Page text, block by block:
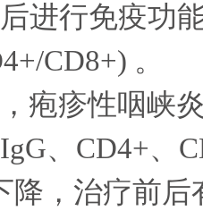
进行免疫功
CD8+) 。
疱疹性咽峡
IgG、 CD4+、
降，治疗前